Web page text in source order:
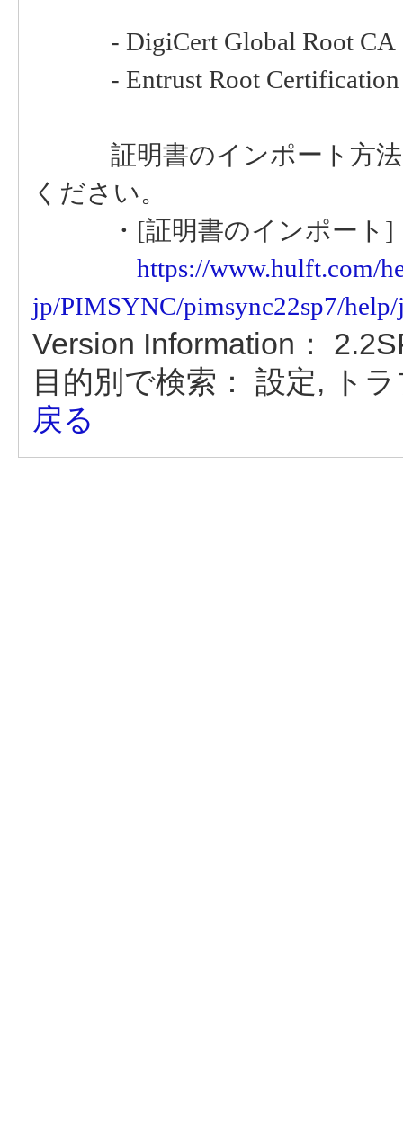
- DigiCert Global Root CA
- Entrust Root Certification
証明書のインポート方法
ください。
・[証明書のインポート]
https://www.hulft.com/
jp/PIMSYNC/pimsync22sp7/
Version Information：
目的別で検索：
設定, ト
戻る